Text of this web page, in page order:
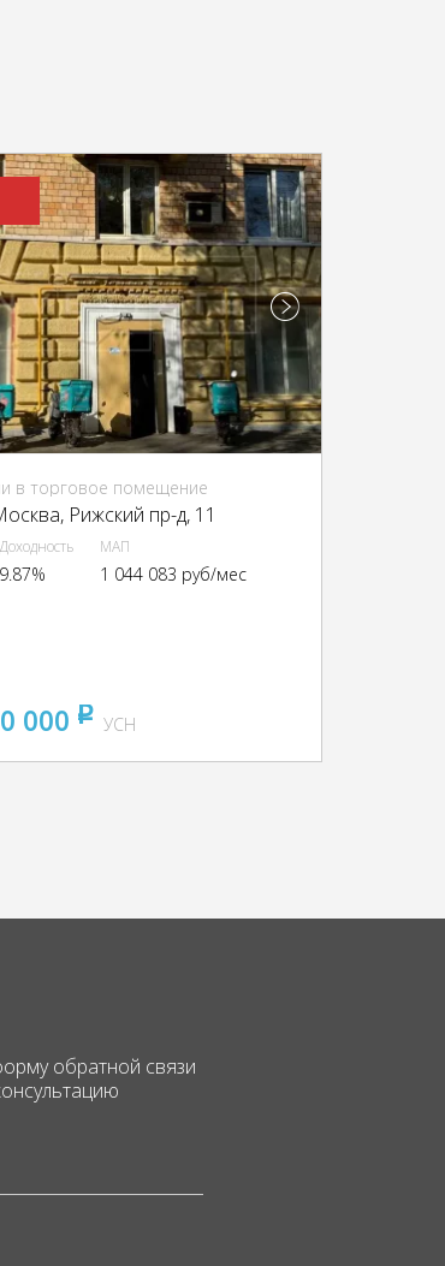
в торговое помещение
Рижский пр-д, 11
Доходность
9.87%
МАП
1 044 083 руб/мес
000 pуб
УСН
обратной связи